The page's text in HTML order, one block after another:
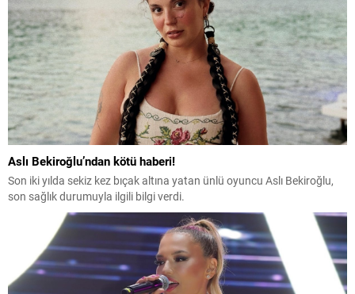
Aslı Bekiroğlu’ndan kötü haberi!
Son iki yılda sekiz kez bıçak altına yatan ünlü oyuncu Aslı Bekiroğlu,
son sağlık durumuyla ilgili bilgi verdi.